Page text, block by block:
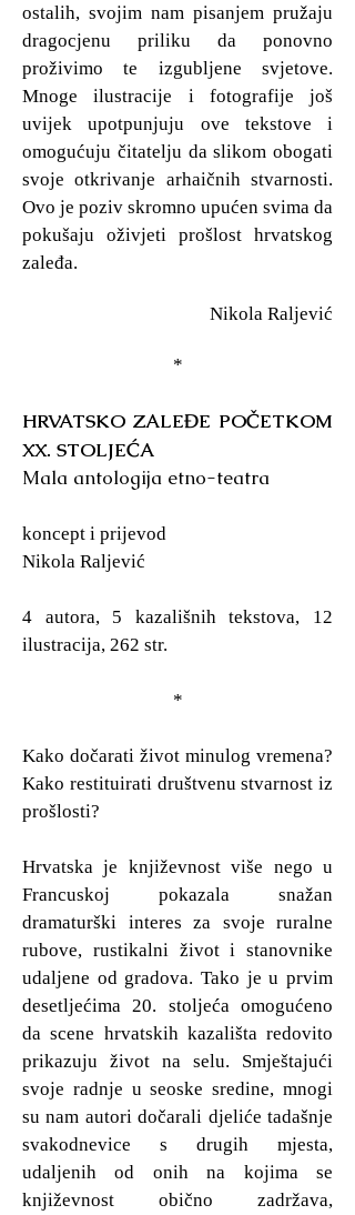
ostalih, svojim nam pisanjem pružaju
dragocjenu priliku da ponovno
proživimo te izgubljene svjetove.
Mnoge ilustracije i fotografije još
uvijek upotpunjuju ove tekstove i
omogućuju čitatelju da slikom obogati
svoje otkrivanje arhaičnih stvarnosti.
Ovo je poziv skromno upućen svima da
pokušaju oživjeti prošlost hrvatskog
zaleđa.
Nikola Raljević
*
HRVATSKO ZALEĐE POČETKOM
XX. STOLJEĆA
Mala antologija etno-teatra
koncept i prijevod
Nikola Raljević
4 autora, 5 kazališnih tekstova, 12
ilustracija, 262 str.
*
Kako dočarati život minulog vremena?
Kako restituirati društvenu stvarnost iz
prošlosti?
Hrvatska je književnost više nego u
Francuskoj pokazala snažan
dramaturški interes za svoje ruralne
rubove, rustikalni život i stanovnike
udaljene od gradova. Tako je u prvim
desetljećima 20. stoljeća omogućeno
da scene hrvatskih kazališta redovito
prikazuju život na selu. Smještajući
svoje radnje u seoske sredine, mnogi
su nam autori dočarali djeliće tadašnje
svakodnevice s drugih mjesta,
udaljenih od onih na kojima se
književnost obično zadržava,